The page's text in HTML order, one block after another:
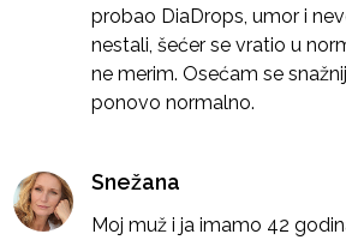
probao DiaDrops, umor i
nestali, šećer se vratio u
ne merim. Osećam se
ponovo normalno.
Snežana
Moj muž i ja imamo 42